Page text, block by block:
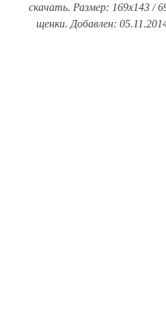
скачать. Размер: 169x143 /
щенки. Добавлен: